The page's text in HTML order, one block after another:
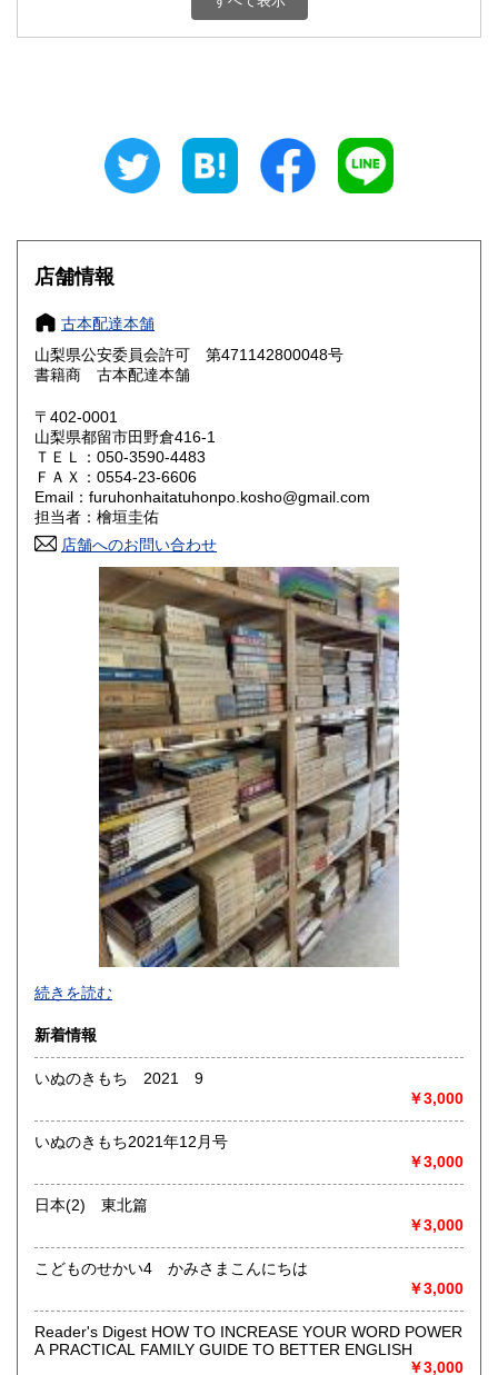
800円 三重県
大阪府
奈良県
鳥取県 800円 島根県
岡山県
山口県 800円
香川県 800円 愛媛県
高知県 800円
800円 長崎県
800円 大分県
800円 鹿児島県
1,500円
店舗情報
古本配達本舗
山梨県公安委員会許可 第471142800048号
書籍商 古本配達本舗
〒402-0001
山梨県都留市田野倉416-1
ＴＥＬ：050-3590-4483
ＦＡＸ：0554-23-6606
Email：furuhonhaitatuhonpo.kosho@gmail.com
担当者：檜垣圭佑
店舗へのお問い合わせ
-
沿線名：-
最寄駅：-
営業時間：-
定休日：-
書籍の買取について
取り扱い分野
総記、哲学宗教、歴史、社会科学、自然科学、美術工芸、国
語国文、外国文学、古典籍、近代文献、趣味、外国書、サブ
カルチャー、古書一般（その他）
続きを読む
新着情報
いぬのきもち 2021 9
￥3,000
いぬのきもち2021年12月号
￥3,000
日本(2) 東北篇
￥3,000
こどものせかい4 かみさまこんにちは
￥3,000
Reader's Digest HOW TO INCREASE YOUR WORD POWER
A PRACTICAL FAMILY GUIDE TO BETTER ENGLISH
￥3,000